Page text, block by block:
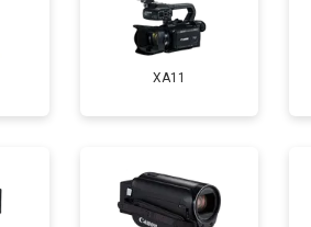
XA11